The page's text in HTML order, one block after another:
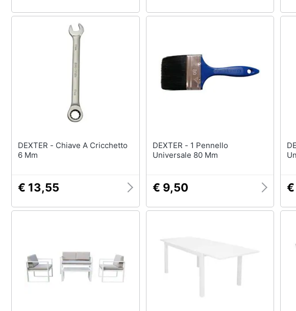
DEXTER - Chiave A Cricchetto
6 Mm
€ 13,55
DEXTER - 1 Pennello
Universale 80 Mm
€ 9,50